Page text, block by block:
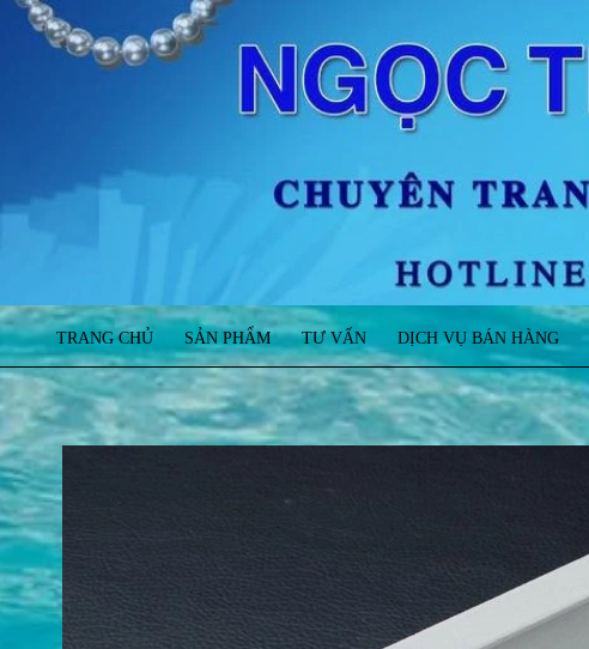
TRANG CHỦ SẢN PHẨM TƯ VẤN DỊCH VỤ BÁN HÀNG